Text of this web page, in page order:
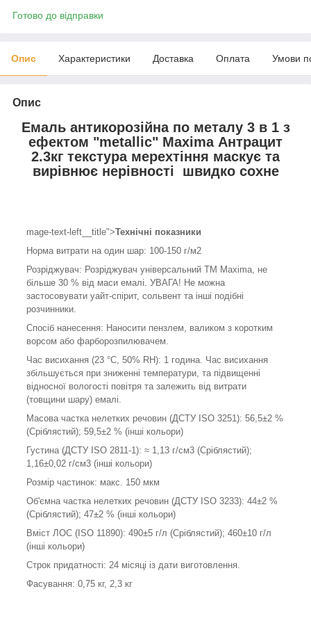
Готово до відправки
Опис Характеристики Доставка Оплата Умови
Опис
Емаль антикорозійна по металу 3 в 1 з
ефектом "metallic" Maxima Антрацит
2.3кг текстура мерехтіння маскує та
вирівнює нерівності швидко сохне
mage-text-left__title">Технічні показники
Норма витрати на один шар: 100-150 г/м2
Розріджувач: Розріджувач універсальний ТМ Maxima, не
більше 30 % від маси емалі. УВАГА! Не можна
застосовувати уайт-спірит, сольвент та інші подібні
розчинники.
Спосіб нанесення: Наносити пензлем, валиком з коротким
ворсом або фарборозпилювачем.
Час висихання (23 °С, 50% RH): 1 година. Час висихання
збільшується при зниженні температури, та підвищенні
відносної вологості повітря та залежить від витрати
(товщини шару) емалі.
Масова частка нелетких речовин (ДСТУ ISO 3251): 56,5±2 %
(Сріблястий); 59,5±2 % (інші кольори)
Густина (ДСТУ ISO 2811-1): ≈ 1,13 г/см3 (Сріблястий);
1,16±0,02 г/см3 (інші кольори)
Розмір частинок: макс. 150 мкм
Об'ємна частка нелетких речовин (ДСТУ ISO 3233): 44±2 %
(Сріблястий); 47±2 % (інші кольори)
Вміст ЛОС (ISO 11890): 490±5 г/л (Сріблястий); 460±10 г/л
(інші кольори)
Строк придатності: 24 місяці із дати виготовлення.
Фасування: 0,75 кг, 2,3 кг